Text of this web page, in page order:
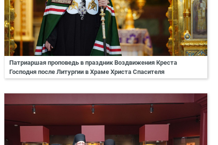
Патриаршая проповедь в праздник Воздвижения Креста
Господня после Литургии в Храме Христа Спасителя